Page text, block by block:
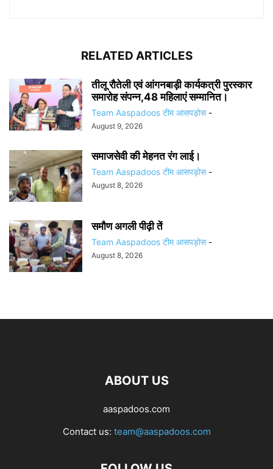
RELATED ARTICLES
तीलू रौतेली एवं आंगनबाड़ी कार्यकत्री पुरस्कार
समारोह संपन्न,48 महिलाएं सम्मानित।
Team Aaspadoos टीम आसपड़ोस -
August 9, 2026
समाजसेवी की मेहनत रंग लाई।
Team Aaspadoos टीम आसपड़ोस -
August 8, 2026
समौण अगली पीढ़ी तें
Team Aaspadoos टीम आसपड़ोस -
August 8, 2026
ABOUT US
aaspadoos.com
Contact us: team@aaspadoos.com